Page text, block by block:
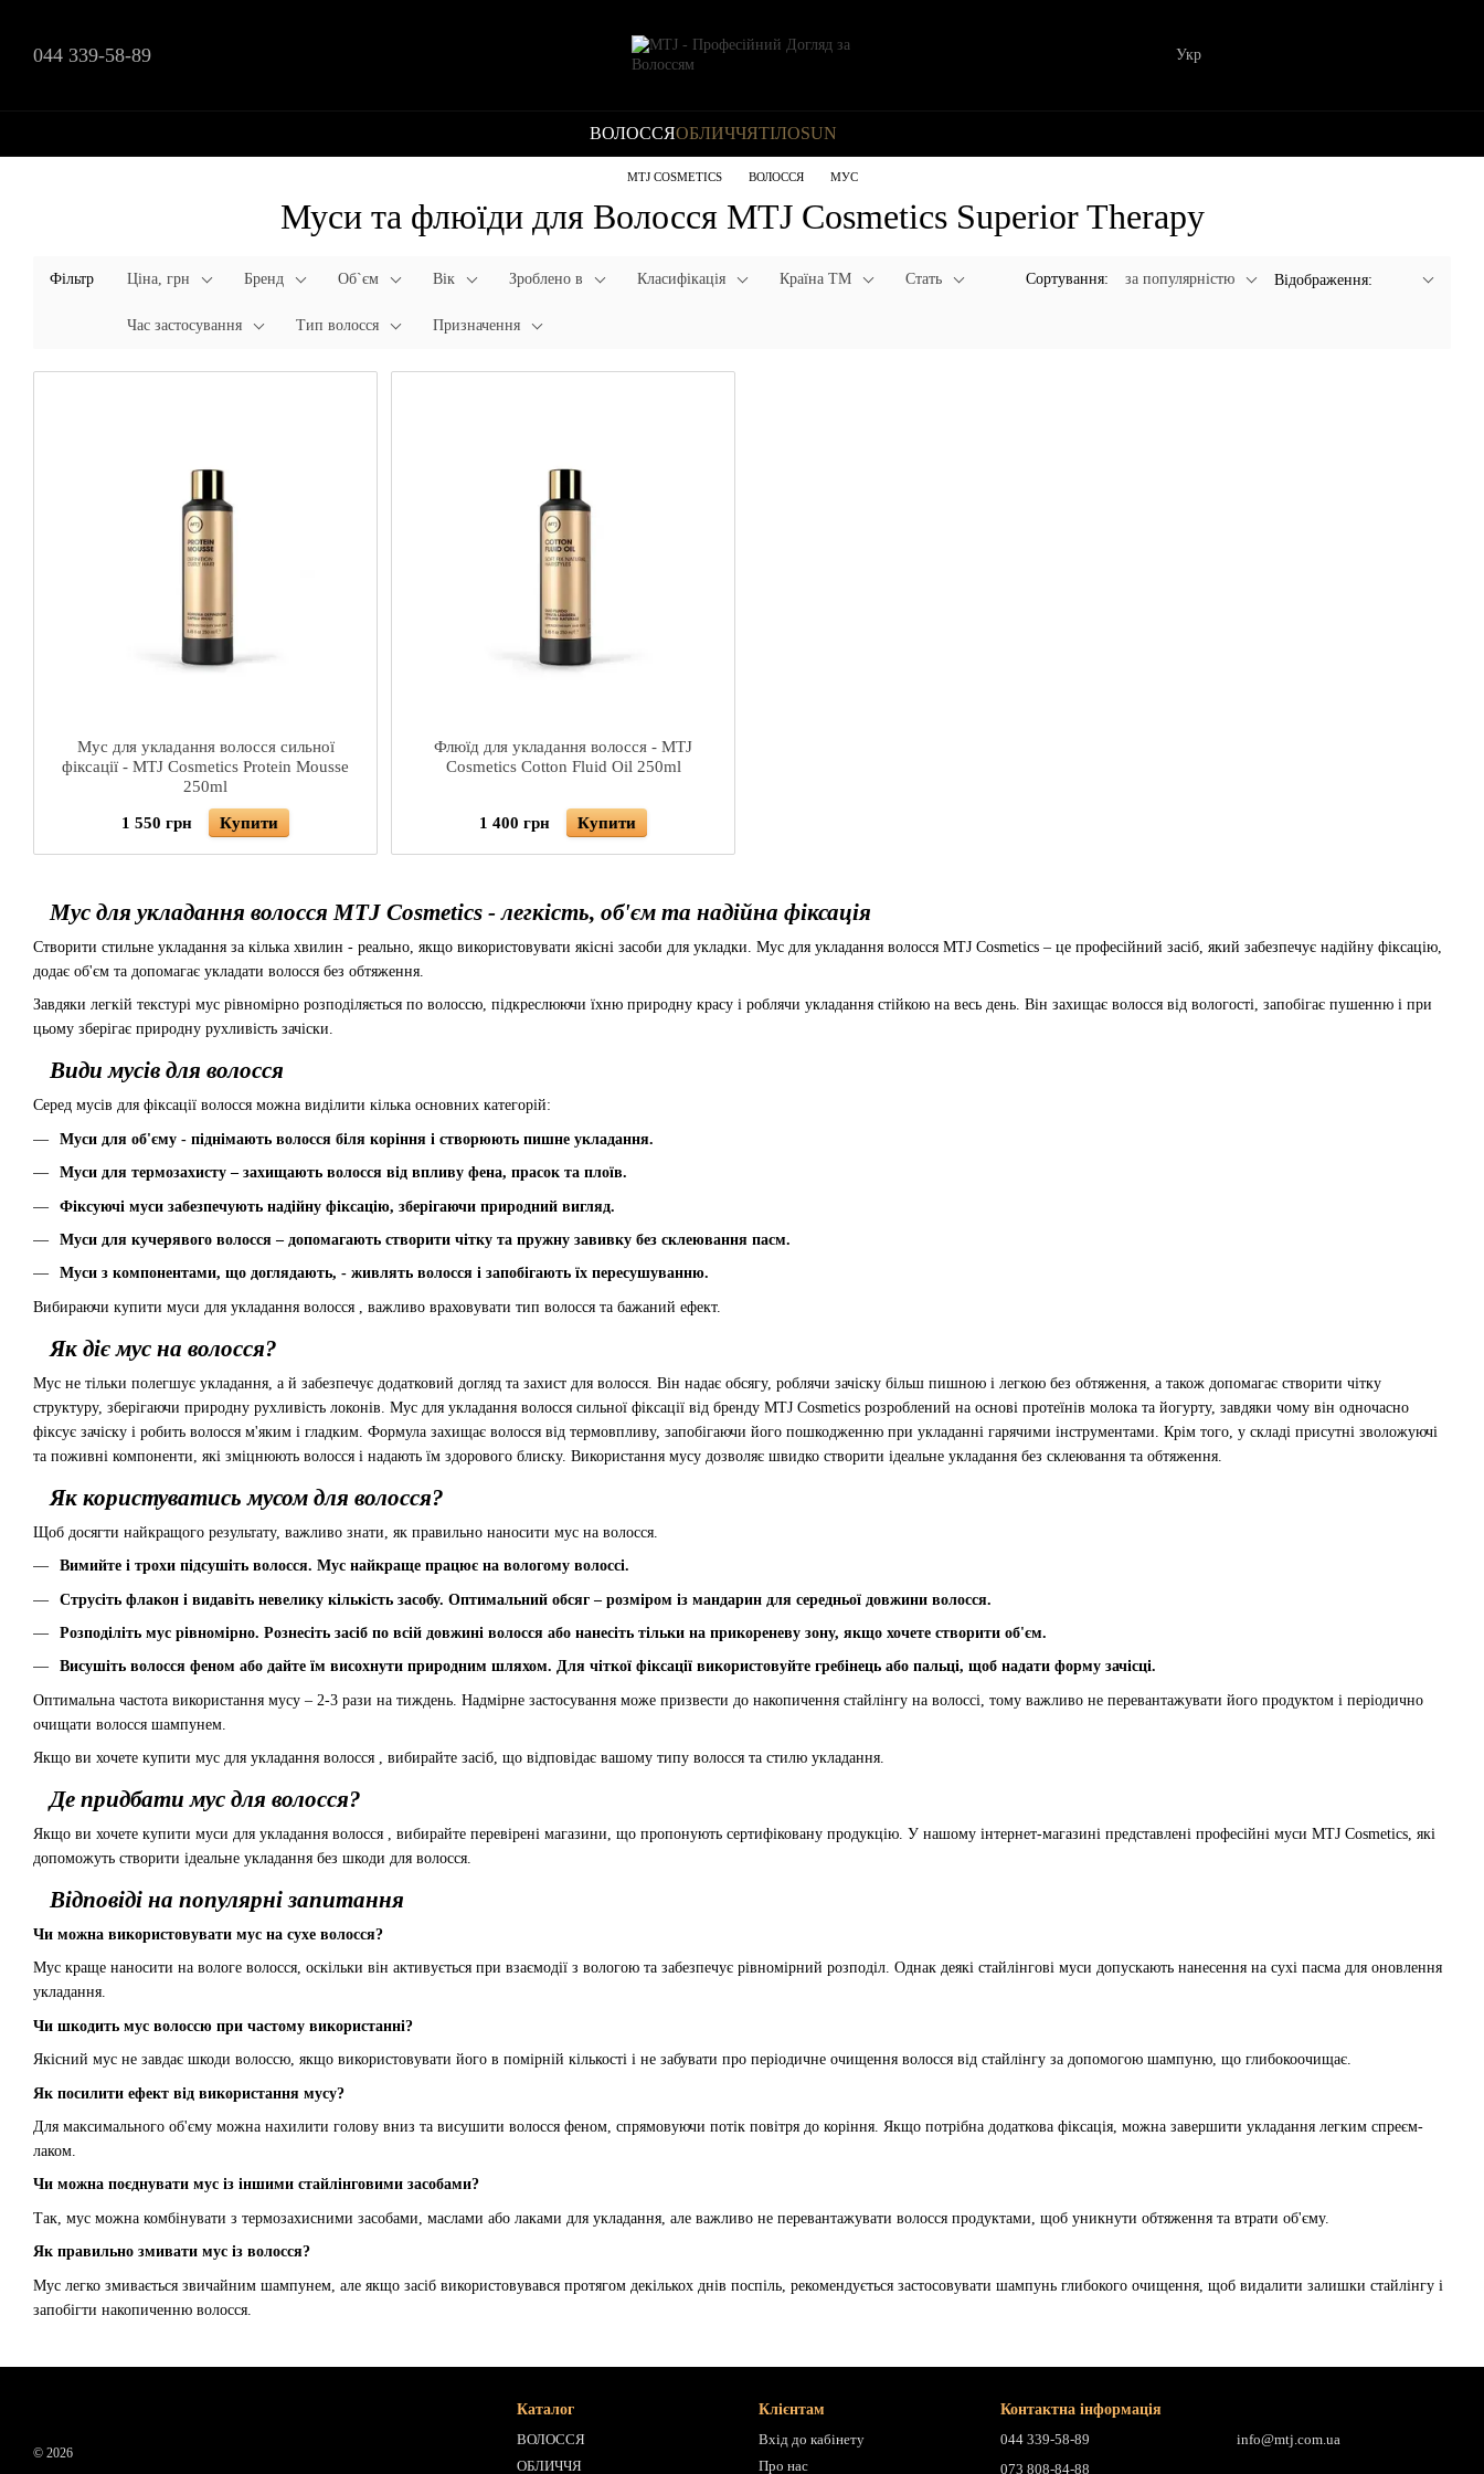
044 339-58-89 Укр
ВОЛОССЯОБЛИЧЧЯТІЛОSUN
MTJ COSMETICS ВОЛОССЯ МУС
Муси та флюїди для Волосся MTJ Cosmetics Superior Therapy
Фільтр Ціна, грн Бренд Об`єм Вік Зроблено в Класифікація Країна ТМ Стать
Час застосування Тип волосся Призначення
Сортування: за популярністю Відображення:
Мус для укладання волосся MTJ Cosmetics - легкість, об'єм та надійна фіксація
Створити стильне укладання за кілька хвилин - реально, якщо використовувати якісні засоби для укладки. Мус для укладання волосся MTJ Cosmetics – це професійний засіб, який забезпечує надійну фіксацію,
додає об'єм та допомагає укладати волосся без обтяження.
Завдяки легкій текстурі мус рівномірно розподіляється по волоссю, підкреслюючи їхню природну красу і роблячи укладання стійкою на весь день. Він захищає волосся від вологості, запобігає пушенню і при
цьому зберігає природну рухливість зачіски.
Види мусів для волосся
Серед мусів для фіксації волосся можна виділити кілька основних категорій:
Муси для об'єму - піднімають волосся біля коріння і створюють пишне укладання.
Муси для термозахисту – захищають волосся від впливу фена, прасок та плоїв.
Фіксуючі муси забезпечують надійну фіксацію, зберігаючи природний вигляд.
Муси для кучерявого волосся – допомагають створити чітку та пружну завивку без склеювання пасм.
Муси з компонентами, що доглядають, - живлять волосся і запобігають їх пересушуванню.
Вибираючи купити муси для укладання волосся , важливо враховувати тип волосся та бажаний ефект.
Як діє мус на волосся?
Мус не тільки полегшує укладання, а й забезпечує додатковий догляд та захист для волосся. Він надає обсягу, роблячи зачіску більш пишною і легкою без обтяження, а також допомагає створити чітку
структуру, зберігаючи природну рухливість локонів. Мус для укладання волосся сильної фіксації від бренду MTJ Cosmetics розроблений на основі протеїнів молока та йогурту, завдяки чому він одночасно
фіксує зачіску і робить волосся м'яким і гладким. Формула захищає волосся від термовпливу, запобігаючи його пошкодженню при укладанні гарячими інструментами. Крім того, у складі присутні зволожуючі
та поживні компоненти, які зміцнюють волосся і надають їм здорового блиску. Використання мусу дозволяє швидко створити ідеальне укладання без склеювання та обтяження.
Як користуватись мусом для волосся?
Щоб досягти найкращого результату, важливо знати, як правильно наносити мус на волосся.
Вимийте і трохи підсушіть волосся. Мус найкраще працює на вологому волоссі.
Струсіть флакон і видавіть невелику кількість засобу. Оптимальний обсяг – розміром із мандарин для середньої довжини волосся.
Розподіліть мус рівномірно. Рознесіть засіб по всій довжині волосся або нанесіть тільки на прикореневу зону, якщо хочете створити об'єм.
Висушіть волосся феном або дайте їм висохнути природним шляхом. Для чіткої фіксації використовуйте гребінець або пальці, щоб надати форму зачісці.
Оптимальна частота використання мусу – 2-3 рази на тиждень. Надмірне застосування може призвести до накопичення стайлінгу на волоссі, тому важливо не перевантажувати його продуктом і періодично
очищати волосся шампунем.
Якщо ви хочете купити мус для укладання волосся , вибирайте засіб, що відповідає вашому типу волосся та стилю укладання.
Де придбати мус для волосся?
Якщо ви хочете купити муси для укладання волосся , вибирайте перевірені магазини, що пропонують сертифіковану продукцію. У нашому інтернет-магазині представлені професійні муси MTJ Cosmetics, які
допоможуть створити ідеальне укладання без шкоди для волосся.
Відповіді на популярні запитання
Чи можна використовувати мус на сухе волосся?
Мус краще наносити на вологе волосся, оскільки він активується при взаємодії з вологою та забезпечує рівномірний розподіл. Однак деякі стайлінгові муси допускають нанесення на сухі пасма для оновлення
укладання.
Чи шкодить мус волоссю при частому використанні?
Якісний мус не завдає шкоди волоссю, якщо використовувати його в помірній кількості і не забувати про періодичне очищення волосся від стайлінгу за допомогою шампуню, що глибокоочищає.
Як посилити ефект від використання мусу?
Для максимального об'єму можна нахилити голову вниз та висушити волосся феном, спрямовуючи потік повітря до коріння. Якщо потрібна додаткова фіксація, можна завершити укладання легким спреєм-
лаком.
Чи можна поєднувати мус із іншими стайлінговими засобами?
Так, мус можна комбінувати з термозахисними засобами, маслами або лаками для укладання, але важливо не перевантажувати волосся продуктами, щоб уникнути обтяження та втрати об'єму.
Як правильно змивати мус із волосся?
Мус легко змивається звичайним шампунем, але якщо засіб використовувався протягом декількох днів поспіль, рекомендується застосовувати шампунь глибокого очищення, щоб видалити залишки стайлінгу і
запобігти накопиченню волосся.
Мус для укладання волосся сильної
фіксації - MTJ Cosmetics Protein Mousse
250ml
1 550 грн Купити
Флюїд для укладання волосся - MTJ
Cosmetics Cotton Fluid Oil 250ml
1 400 грн Купити
© 2026
Каталог
ВОЛОССЯ
ОБЛИЧЧЯ
Клієнтам
Вхід до кабінету
Про нас
Контактна інформація
044 339-58-89
073 808-84-88
info@mtj.com.ua